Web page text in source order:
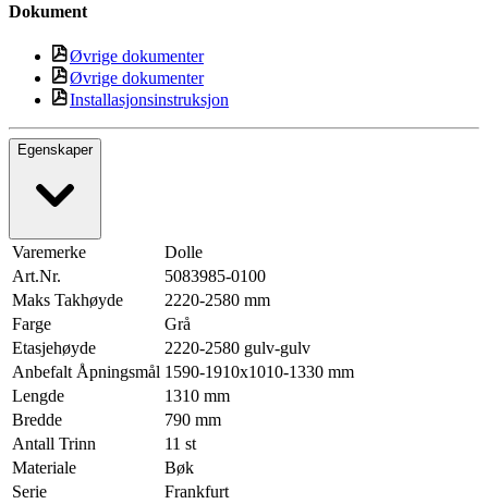
Dokument
Øvrige dokumenter
Øvrige dokumenter
Installasjonsinstruksjon
Egenskaper
Varemerke
Dolle
Art.Nr.
5083985-0100
Maks Takhøyde
2220-2580 mm
Farge
Grå
Etasjehøyde
2220-2580 gulv-gulv
Anbefalt Åpningsmål 1590-1910x1010-1330 mm
Lengde
1310 mm
Bredde
790 mm
Antall Trinn
11 st
Materiale
Bøk
Serie
Frankfurt